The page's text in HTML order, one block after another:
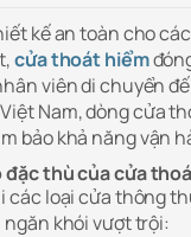
kế an toàn cho
cửa thoát hiểm
viên di chuyển
Nam, dòng cửa
bảo khả năng vận
đặc thù của cửa
các loại cửa thông
khói vượt trội: